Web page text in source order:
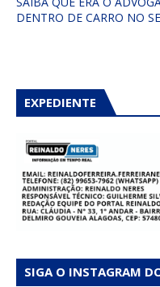
DENTRO DE CARRO NO
EXPEDIENTE
SIGA O INSTAGRAM